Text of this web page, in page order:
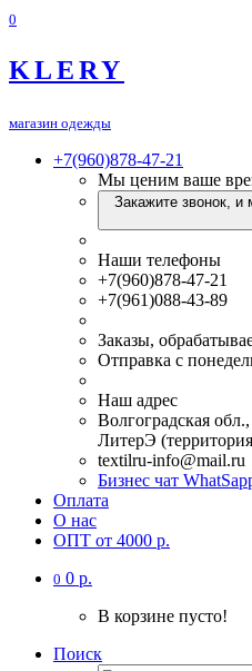
0
KLERY
магазин одежды
+7(960)878-47-21
Мы ценим ваше
Закажите звонок,
Наши телефоны
+7(960)878-47-21
+7(961)088-43-89
Заказы,
Отправка с
Наш адрес
Волгоградская
ЛитерЭ
textilru-info@mail.ru
Бизнес чат
Оплата
О нас
ОПТ от 4000 р.
0 0 р.
В корзине пусто!
Поиск